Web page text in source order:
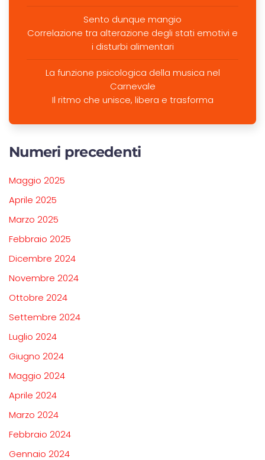
Sento dunque mangio
Correlazione tra alterazione degli stati emotivi e
i disturbi alimentari
La funzione psicologica della musica nel
Carnevale
Il ritmo che unisce, libera e trasforma
Numeri precedenti
Maggio 2025
Aprile 2025
Marzo 2025
Febbraio 2025
Dicembre 2024
Novembre 2024
Ottobre 2024
Settembre 2024
Luglio 2024
Giugno 2024
Maggio 2024
Aprile 2024
Marzo 2024
Febbraio 2024
Gennaio 2024